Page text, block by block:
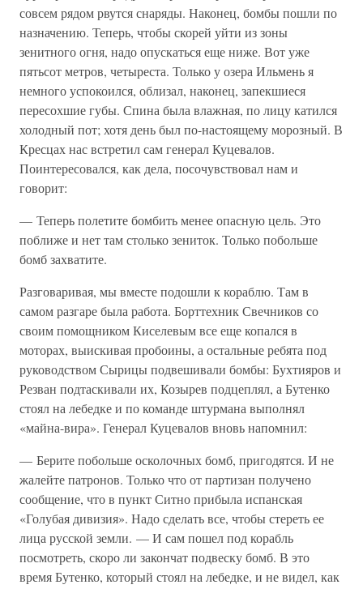
совсем рядом рвутся снаряды. Наконец, бомбы пошли по
назначению. Теперь, чтобы скорей уйти из зоны
зенитного огня, надо опускаться еще ниже. Вот уже
пятьсот метров, четыреста. Только у озера Ильмень я
немного успокоился, облизал, наконец, запекшиеся
пересохшие губы. Спина была влажная, по лицу катился
холодный пот; хотя день был по-настоящему морозный. В
Кресцах нас встретил сам генерал Куцевалов.
Поинтересовался, как дела, посочувствовал нам и
говорит:
— Теперь полетите бомбить менее опасную цель. Это
поближе и нет там столько зениток. Только побольше
бомб захватите.
Разговаривая, мы вместе подошли к кораблю. Там в
самом разгаре была работа. Борттехник Свечников со
своим помощником Киселевым все еще копался в
моторах, выискивая пробоины, а остальные ребята под
руководством Сырицы подвешивали бомбы: Бухтияров и
Резван подтаскивали их, Козырев подцеплял, а Бутенко
стоял на лебедке и по команде штурмана выполнял
«майна-вира». Генерал Куцевалов вновь напомнил:
— Берите побольше осколочных бомб, пригодятся. И не
жалейте патронов. Только что от партизан получено
сообщение, что в пункт Ситно прибыла испанская
«Голубая дивизия». Надо сделать все, чтобы стереть ее
лица русской земли. — И сам пошел под корабль
посмотреть, скоро ли закончат подвеску бомб. В это
время Бутенко, который стоял на лебедке, и не видел, как